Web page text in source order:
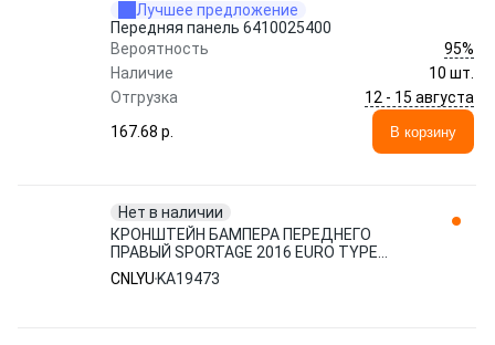
Лучшее предложение
Передняя панель 6410025400
Вероятность
95%
Наличие
10 шт.
Отгрузка
12 - 15 августа
167.68 p.
В корзину
Нет в наличии
КРОНШТЕЙН БАМПЕРА ПЕРЕДНЕГО
ПРАВЫЙ SPORTAGE 2016 EURO TYPE
KA19473 CNLYU
CNLYU KA19473